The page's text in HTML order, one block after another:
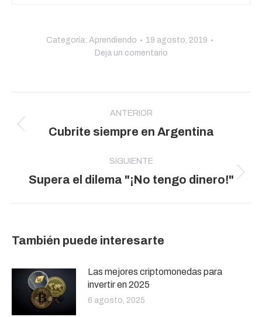
Categoría: Aprendiendo
19 agosto, 2019
Deja un comentario
entre
publicaciones
ANTERIOR
Publicación
Cubrite siempre en Argentina
SIGUIENTE
Publicación
Supera el dilema "¡No tengo dinero!"
También puede interesarte
Las mejores criptomonedas para
invertir en 2025
6 agosto, 2025